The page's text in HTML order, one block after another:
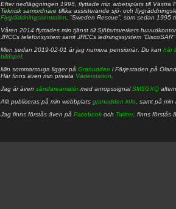
Efter nedläggningen 1995, flyttade min arbetsplats till Västra
Teknisk samordnare tillika assisterande sjö- och
Flygräddningscentralen , ”Sweden Rescue”, som sedan 1995
Våren 2014 flyttades min tjänst till Sjöfartsverkets
JRCCs telefonsystem samt JRCCs ledningssystem
Men sedan 2019-02-01 är jag numera pensionär. Du kan här
bildspel.
Min sommarstuga ligger på Granudden i Färjestaden på
Här finns även min privata Väderstation
Jag är även sändareamatörmed anropssignalSM5GXQ
Allt publiceras på min webbplats granudden.info , samt på
Jag finns förstås även på Facebook och Twitter. finns förstås